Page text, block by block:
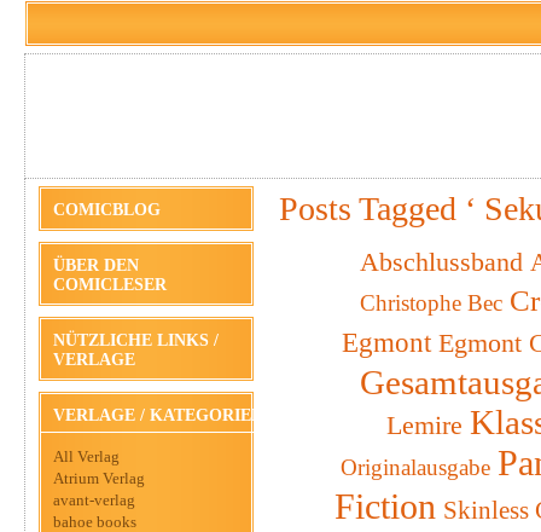
COMICBLOG
ÜBER DEN
COMICLESER
NÜTZLICHE LINKS /
VERLAGE
VERLAGE / KATEGORIEN
All Verlag
Atrium Verlag
avant-verlag
bahoe books
Posts Tagged ‘
Abschlussband
Christophe Bec
Egmont Egmont
Lemire
Originalausgabe
Fiction Skinless